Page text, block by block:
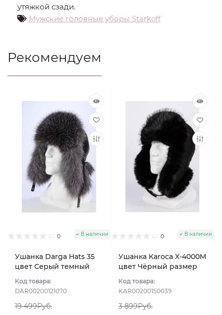
утяжкой сзади.
Мужские головные уборы Starkoff
Рекомендуем
0 В наличии
Ушанка Darga Hats 35
цвет Серый темный
Код товара:
DAR00200121070
19 499Руб.
0 В наличии
Ушанка Karoca X-4000M
цвет Чёрный размер
Код товара:
KAR00200150039
3 899Руб.